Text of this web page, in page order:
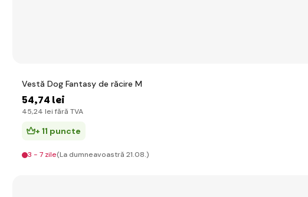
Vestă Dog Fantasy de răcire M
54,74 lei
45,24 lei fără TVA
+ 11 puncte
3 - 7 zile(La dumneavoastră 21.08.)